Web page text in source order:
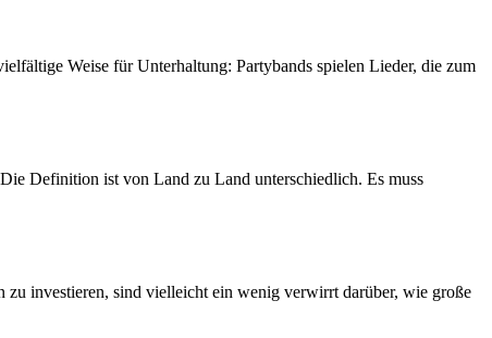
Weise für Unterhaltung: Partybands spielen Lieder, die zum
Definition ist von Land zu Land unterschiedlich. Es muss
investieren, sind vielleicht ein wenig verwirrt darüber, wie große